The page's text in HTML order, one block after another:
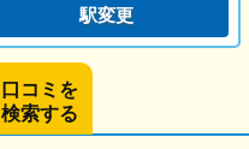
駅変更
口コミを
検索する